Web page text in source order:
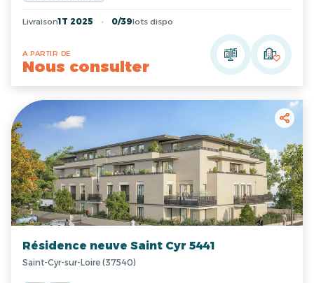
Livraison1T 2025 0/39lots dispo
A PARTIR DE
Nous consulter
Résidence neuve Saint Cyr 5441
Saint-Cyr-sur-Loire (37540)